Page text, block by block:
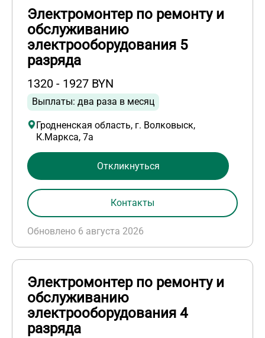
Электромонтер по ремонту и
обслуживанию
электрооборудования 5
разряда
1320 - 1927 BYN
Выплаты: два раза в месяц
Гродненская область, г. Волковыск,
К.Маркса, 7а
Обновлено 6 августа 2026
Откликнуться
Контакты
Электромонтер по ремонту и
обслуживанию
электрооборудования 4
разряда